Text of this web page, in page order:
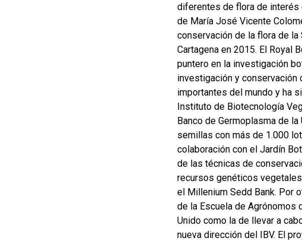
diferentes de flora de interés
de María José Vicente
conservación de la flora de
Cartagena en 2015. El Royal
puntero en la investigación
investigación y conservación
importantes del mundo y ha
Instituto de Biotecnología
Banco de Germoplasma de
semillas con más de 1.000
colaboración con el Jardín
de las técnicas de
recursos genéticos
el Millenium Sedd Bank. Por
de la Escuela de Agrónomos
Unido como la de llevar a
nueva dirección del IBV. El